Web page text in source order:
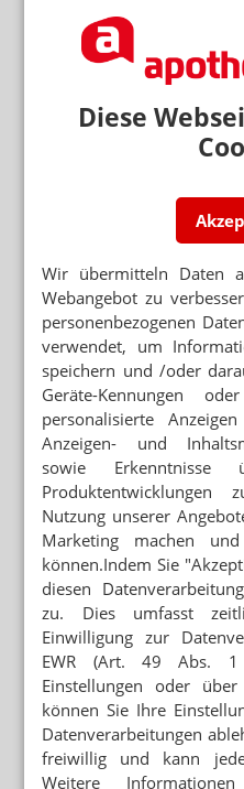
Diese
Wir übermitteln Daten
Webangebot zu
personenbezogenen
verwendet, um
speichern und /oder
Geräte-Kennungen
personalisierte
Anzeigen- und
sowie Erkenntnisse
Nutzung unserer
Marketing machen
können.Indem Sie
diesen
zu. Dies umfasst
Einwilligung zur
EWR (Art. 49 Abs. 1
Einstellungen oder
können Sie Ihre
Datenverarbeitungen
freiwillig und kann
Weitere
Novo Nordisk:
Abnehmmittel
STUDIENDATEN
Semaglutid
Schlaganfall
AKTUELLE STUDIE
N3 GEHT A.V.
Ozempic:
möglich
BFARM-
Ozempic:
Mehr zum Thema
APP FÜR
„Wie eine Ärztin in der
NEUE
BioCopy: KI jagt versteckte
POSTTRAUMATISCHE
Dronabinol: THC hilft bei
Mehr aus Ressort
SEMAGLUTID
Wegovy-Tablette ab